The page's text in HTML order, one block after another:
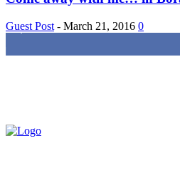
Guest Post - March 21, 2016 0
85,000 Fans